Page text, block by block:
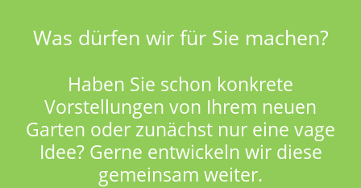
Was dürfen wir für Sie machen?
Haben Sie schon konkrete
Vorstellungen von Ihrem neuen
Garten oder zunächst nur eine vage
Idee? Gerne entwickeln wir diese
gemeinsam weiter.